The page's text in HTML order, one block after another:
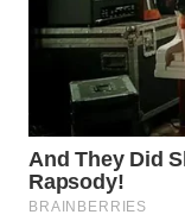
WN
MALUKU
WN
MALUT
WN